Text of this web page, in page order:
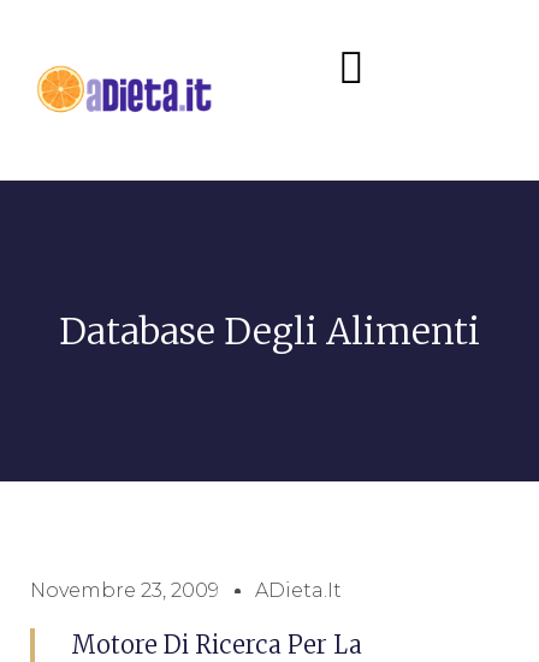
Database Degli Alimenti
Novembre 23, 2009 ADieta.it
Motore Di Ricerca Per La